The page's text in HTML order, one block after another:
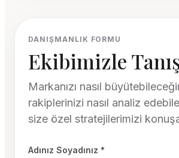
DANIŞMANLIK FORMU
Ekibimizle
Markanızı nasıl
rakiplerinizi nasıl analiz
size özel stratejilerimizi
Adınız Soyadınız *